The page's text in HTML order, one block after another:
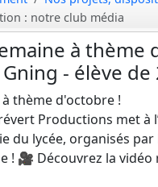
: notre club média
à thème
- élève de
thème d'octobre !
Productions met à
du lycée, organisés par
! 🎥 Découvrez la vidéo